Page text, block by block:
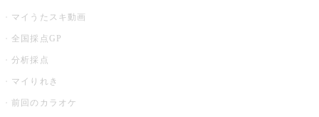
マイうたスキ動画
全国採点GP
分析採点
マイりれき
前回のカラオケ